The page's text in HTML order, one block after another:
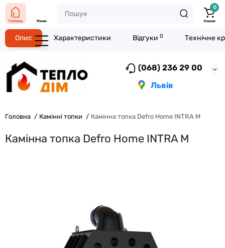
(068) 236 29 00
Львів
Головна Меню
0
Кошик
Головна Камінні топки Камінна топка Defro Home INTRA M
Камінна топка Defro Home INTRA M
Опис Характеристики Відгуки 0 Технічне